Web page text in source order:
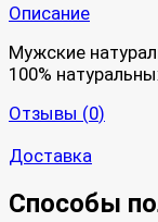
Описание
Мужские
100%
Отзывы (0)
Доставка
Способы